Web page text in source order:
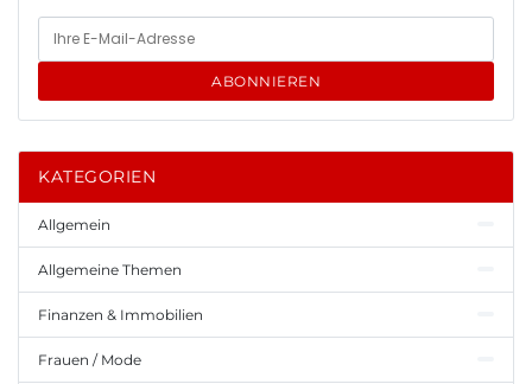
ABONNIEREN
KATEGORIEN
Allgemein
Allgemeine Themen
Finanzen & Immobilien
Frauen / Mode